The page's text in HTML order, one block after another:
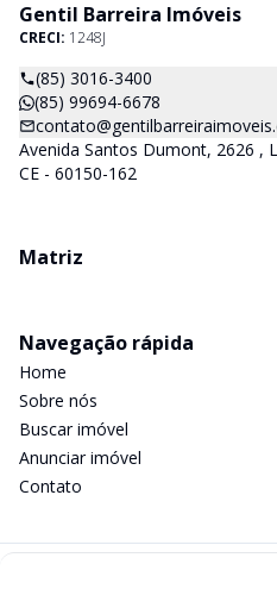
Gentil Barreira Imóveis
CRECI: 1248J
(85) 3016-3400
(85) 99694-6678
Avenida Santos Dumont, 2626 ,
CE - 60150-162
Matriz
Navegação rápida
Home
Sobre nós
Buscar imóvel
Anunciar imóvel
Contato